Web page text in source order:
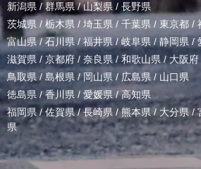
新潟県 /群馬県/山梨県 / 長野県
茨城県 / 栃木県 / 埼玉県 / 千葉県 / 東京都 /
富山県 /石川県/福井県/岐阜県 / 静岡県 /
滋賀県 / 京都府 / 奈良県 / 和歌山県/ 大阪府
鳥取県/ 島根県 /岡山県/ 広島県 / 山口県
徳島県 /香川県 / 愛媛県/高知県
福岡県/佐賀県/長崎県 /熊本県/ 大分県/
県